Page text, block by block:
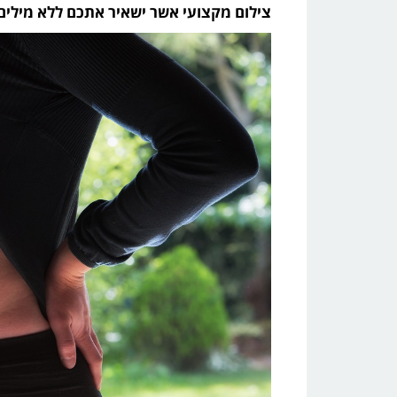
צילום מקצועי אשר ישאיר אתכם ללא